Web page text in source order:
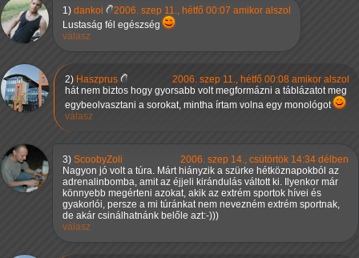
1) dankoi
2006. szep 11., hétfő 00:07 amikor alszol
Lustaság fél egészség
válasz
2) Haszprus
2006. szep 11., hétfő 00:08 amikor alszol
hát nem biztos hogy gyorsabb volt megformázni a táblázatot meg
egybeolvasztani a sorokat, mintha írtam volna egy monológot
válasz
3) ScoobyZoli
2006. szep 14., csütörtök 14:34 délben
Nagyon jó volt a túra. Márt hiányzik a szürke hétköznapokból az
adrenalinbomba, amit az éjjeli kirándulás váltott ki. Ilyenkor már
könnyebb megérteni azokat, akik az extrém sportok hívei és
gyakorlói, persze a mi túránkat nem nevezném extrém sportnak,
de akár csinálhatnánk belőle azt:-)))
válasz